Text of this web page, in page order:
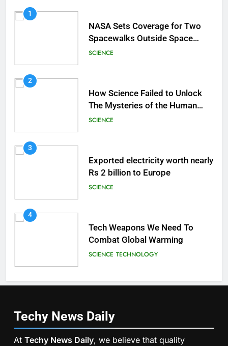
1
NASA Sets Coverage for Two
Spacewalks Outside Space
Station
SCIENCE
2
How Science Failed to Unlock
The Mysteries of the Human
Brain
SCIENCE
3
Exported electricity worth nearly
Rs 2 billion to Europe
SCIENCE
4
Tech Weapons We Need To
Combat Global Warming
SCIENCE TECHNOLOGY
Techy News Daily
At Techy News Daily, we believe that quality